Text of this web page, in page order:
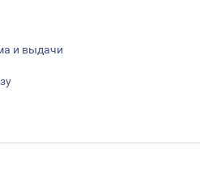
и выдачи